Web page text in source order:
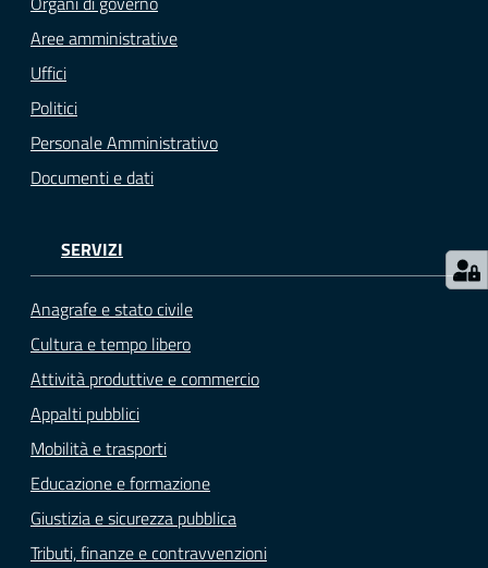
argomenti...
Seguici
su
Aree amministrative
Uffici
Politici
Personale Amministrativo
Documenti e dati
SERVIZI
Anagrafe e stato civile
Cultura e tempo libero
Attività produttive e commercio
Appalti pubblici
Mobilità e trasporti
Educazione e formazione
Giustizia e sicurezza pubblica
Tributi, finanze e contravvenzioni